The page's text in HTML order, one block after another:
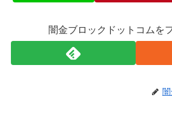
闇金ブロックドットコムを